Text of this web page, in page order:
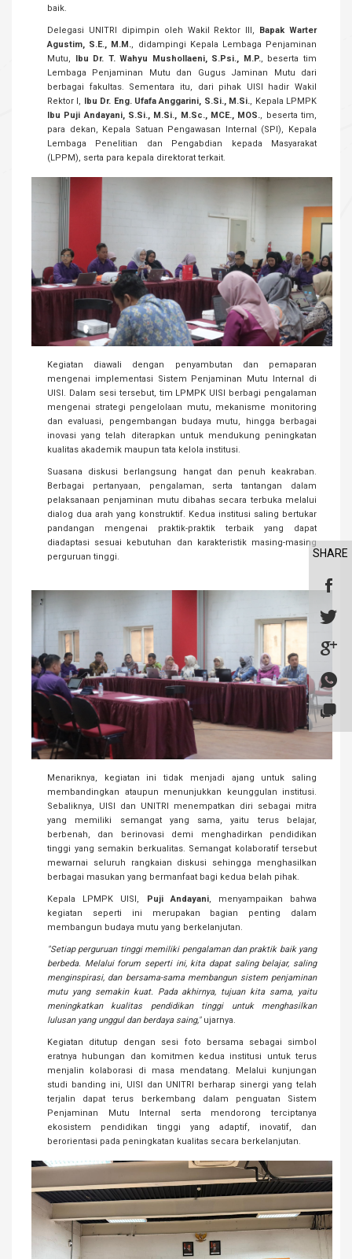
SHARE
baik.
Delegasi UNITRI dipimpin oleh Wakil Rektor III, Bapak Warter
Agustim, S.E., M.M., didampingi Kepala Lembaga Penjaminan
Mutu,
Ibu Dr. T. Wahyu Mushollaeni, S.Psi., M.P., beserta tim
Lembaga Penjaminan Mutu dan Gugus Jaminan Mutu dari
berbagai fakultas. Sementara itu, dari pihak UISI hadir Wakil
Rektor I, Ibu Dr. Eng. Ufafa Anggarini, S.Si., M.Si., Kepala LPMPK
Ibu Puji Andayani, S.Si., M.Si., M.Sc., MCE., MOS., beserta tim,
para dekan, Kepala Satuan Pengawasan Internal (SPI), Kepala
Lembaga Penelitian dan Pengabdian kepada Masyarakat
(LPPM), serta para kepala direktorat terkait.
Kegiatan diawali dengan penyambutan dan pemaparan
mengenai implementasi Sistem Penjaminan Mutu Internal di
UISI. Dalam sesi tersebut, tim LPMPK UISI berbagi pengalaman
mengenai strategi pengelolaan mutu, mekanisme monitoring
dan evaluasi, pengembangan budaya mutu, hingga berbagai
inovasi yang telah diterapkan untuk mendukung peningkatan
kualitas akademik maupun tata kelola institusi.
Suasana diskusi berlangsung hangat dan penuh keakraban.
Berbagai pertanyaan, pengalaman, serta tantangan dalam
pelaksanaan penjaminan mutu dibahas secara terbuka melalui
dialog dua arah yang konstruktif. Kedua institusi saling bertukar
pandangan mengenai praktik-praktik terbaik yang dapat
diadaptasi sesuai kebutuhan dan karakteristik masing-masing
perguruan tinggi.
Menariknya, kegiatan ini tidak menjadi ajang untuk saling
membandingkan ataupun menunjukkan keunggulan institusi.
Sebaliknya, UISI dan UNITRI menempatkan diri sebagai mitra
yang memiliki semangat yang sama, yaitu terus belajar,
berbenah, dan berinovasi demi menghadirkan pendidikan
tinggi yang semakin berkualitas. Semangat kolaboratif tersebut
mewarnai seluruh rangkaian diskusi sehingga menghasilkan
berbagai masukan yang bermanfaat bagi kedua belah pihak.
Kepala LPMPK UISI, Puji Andayani, menyampaikan bahwa
kegiatan seperti ini merupakan bagian penting dalam
membangun budaya mutu yang berkelanjutan.
"Setiap perguruan tinggi memiliki pengalaman dan praktik baik yang
berbeda. Melalui forum seperti ini, kita dapat saling belajar, saling
menginspirasi, dan bersama-sama membangun sistem penjaminan
mutu yang semakin kuat. Pada akhirnya, tujuan kita sama, yaitu
meningkatkan kualitas pendidikan tinggi untuk menghasilkan
lulusan yang unggul dan berdaya saing,"ujarnya.
Kegiatan ditutup dengan sesi foto bersama sebagai simbol
eratnya hubungan dan komitmen kedua institusi untuk terus
menjalin kolaborasi di masa mendatang. Melalui kunjungan
studi banding ini, UISI dan UNITRI berharap sinergi yang telah
terjalin dapat terus berkembang dalam penguatan Sistem
Penjaminan Mutu Internal serta mendorong terciptanya
ekosistem pendidikan tinggi yang adaptif, inovatif, dan
berorientasi pada peningkatan kualitas secara berkelanjutan.